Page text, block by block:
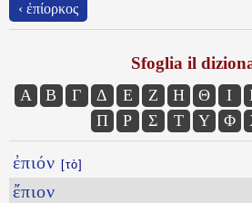
‹ ἐπίορκος
Sfoglia il
Α Β Γ Δ Ε Ζ Η Θ Ι
Π
Ρ Σ Τ Υ Φ
ἐπιόν [τὸ]
ἔπιον